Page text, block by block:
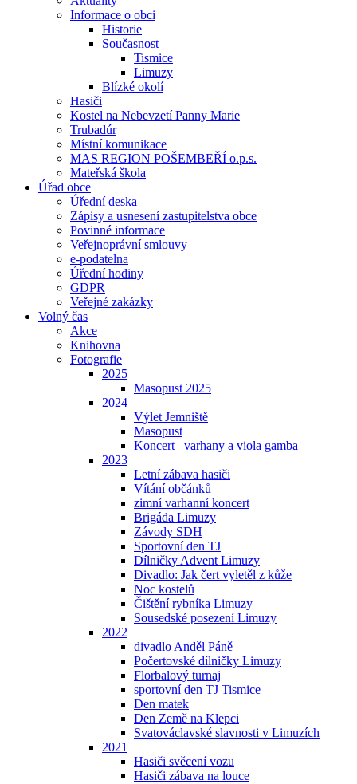
Informace o obci
Historie
Současnost
Tismice
Limuzy
Blízké okolí
Hasiči
Kostel na Nebevzetí Panny Marie
Trubadúr
Místní komunikace
MAS REGION POŠEMBEŘÍ o.p.s.
Mateřská škola
Úřad obce
Úřední deska
Zápisy a usnesení zastupitelstva obce
Povinné informace
Veřejnoprávní smlouvy
e-podatelna
Úřední hodiny
GDPR
Veřejné zakázky
Volný čas
Akce
Knihovna
Fotografie
2025
Masopust 2025
2024
Výlet Jemniště
Masopust
Koncert _varhany a viola gamba
2023
Letní zábava hasiči
Vítání občánků
zimní varhanní koncert
Brigáda Limuzy
Závody SDH
Sportovní den TJ
Dílničky Advent Limuzy
Divadlo: Jak čert vyletěl z kůže
Noc kostelů
Čištění rybníka Limuzy
Sousedské posezení Limuzy
2022
divadlo Anděl Páně
Počertovské dílničky Limuzy
Florbalový turnaj
sportovní den TJ Tismice
Den matek
Den Země na Klepci
Svatováclavské slavnosti v Limuzích
2021
Hasiči svěcení vozu
Hasiči zábava na louce